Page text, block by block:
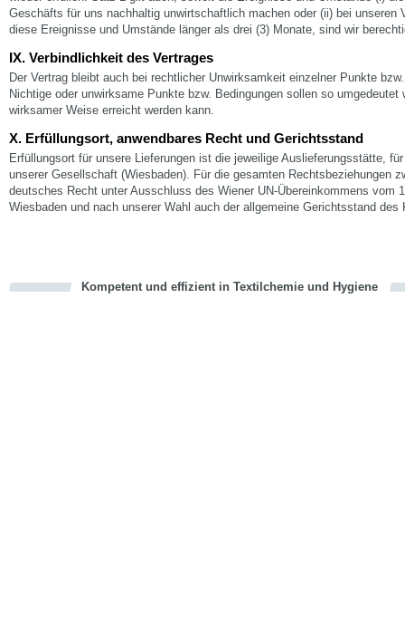
Geschäfts für uns nachhaltig unwirtschaftlich machen oder (ii) bei unseren
diese Ereignisse und Umstände länger als drei (3) Monate, sind wir
IX. Verbindlichkeit des Vertrages
Der Vertrag bleibt auch bei rechtlicher Unwirksamkeit einzelner Punkte
Nichtige oder unwirksame Punkte bzw. Bedingungen sollen so
wirksamer Weise erreicht werden kann.
X. Erfüllungsort, anwendbares Recht und Gerichtsstand
Erfüllungsort für unsere Lieferungen ist die jeweilige Auslieferungsstätte,
unserer Gesellschaft (Wiesbaden). Für die gesamten Rechtsbeziehungen
deutsches Recht unter Ausschluss des Wiener UN-Übereinkommens vom
Wiesbaden und nach unserer Wahl auch der allgemeine Gerichtsstand des
Kompetent und effizient in Textilchemie und Hygiene